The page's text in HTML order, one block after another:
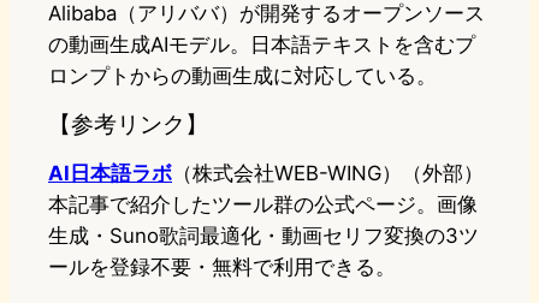
Alibaba（アリババ）が開発するオープンソース
の動画生成AIモデル。日本語テキストを含むプ
ロンプトからの動画生成に対応している。
【参考リンク】
AI日本語ラボ （株式会社WEB-WING）（外部）
本記事で紹介したツール群の公式ページ。画像
生成・Suno歌詞最適化・動画セリフ変換の3ツ
ールを登録不要・無料で利用できる。